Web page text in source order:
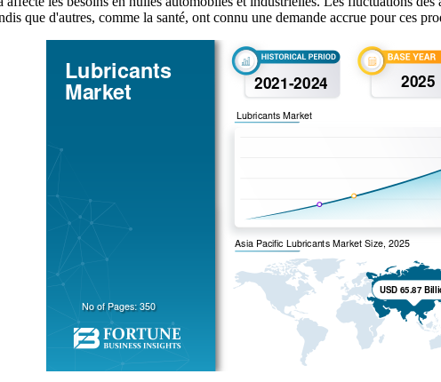
que d'autres, comme la santé, ont connu une demande accrue pour ces